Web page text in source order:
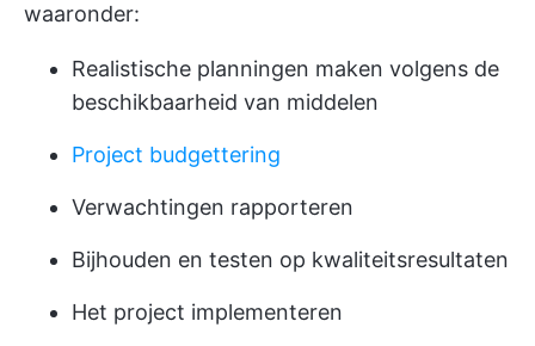
waaronder:
Realistische planningen maken volgens de
beschikbaarheid van middelen
Project budgettering
Verwachtingen rapporteren
Bijhouden en testen op kwaliteitsresultaten
Het project implementeren